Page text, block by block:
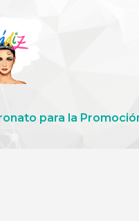
para la